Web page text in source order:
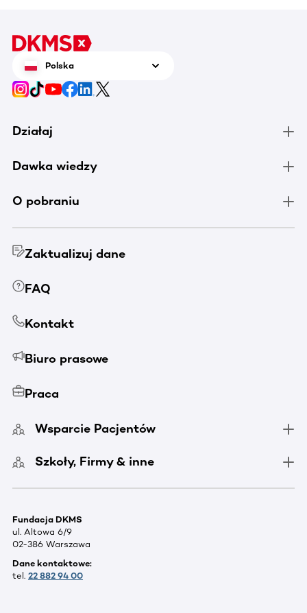
Polska
Działaj
Dawka wiedzy
O pobraniu
Zaktualizuj dane
FAQ
Kontakt
Biuro prasowe
Praca
Wsparcie Pacjentów
Szkoły, Firmy & inne
Fundacja DKMS
ul. Altowa 6/9
02-386 Warszawa
Dane kontaktowe:
tel. 22 882 94 00